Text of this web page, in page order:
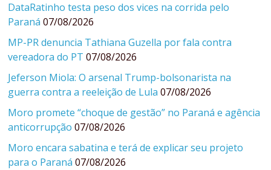
DataRatinho testa peso dos vices na corrida pelo
Paraná 07/08/2026
MP-PR denuncia Tathiana Guzella por fala contra
vereadora do PT 07/08/2026
Jeferson Miola: O arsenal Trump-bolsonarista na
guerra contra a reeleição de Lula 07/08/2026
Moro promete “choque de gestão” no Paraná e agência
anticorrupção 07/08/2026
Moro encara sabatina e terá de explicar seu projeto
para o Paraná 07/08/2026